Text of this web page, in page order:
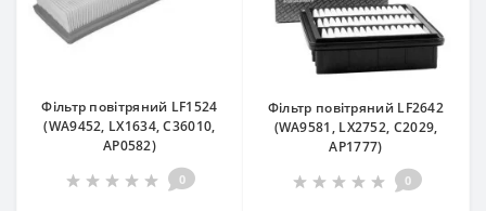
Фільтр повітряний LF1524
(WA9452, LX1634, C36010,
AP0582)
0
Фільтр повітряний LF2642
(WA9581, LX2752, C2029,
AP1777)
0